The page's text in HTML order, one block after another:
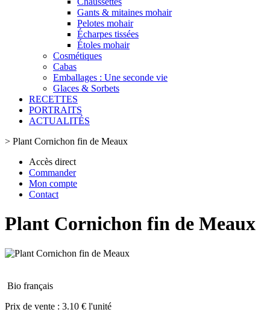
Gants & mitaines mohair
Pelotes mohair
Écharpes tissées
Étoles mohair
Cosmétiques
Cabas
Emballages : Une seconde vie
Glaces & Sorbets
RECETTES
PORTRAITS
ACTUALITÉS
> Plant Cornichon fin de Meaux
Accès direct
Commander
Mon compte
Contact
Plant Cornichon fin de Meaux
Bio français
Prix de vente : 3.10 € l'unité